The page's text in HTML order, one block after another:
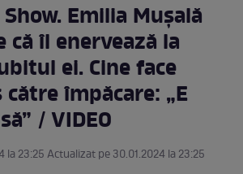
Emilia Mușală
că îl enervează la
ei. Cine face
împăcare: „E
/ VIDEO
la 23:25 Actualizat pe 30.01.2024 la 23:25